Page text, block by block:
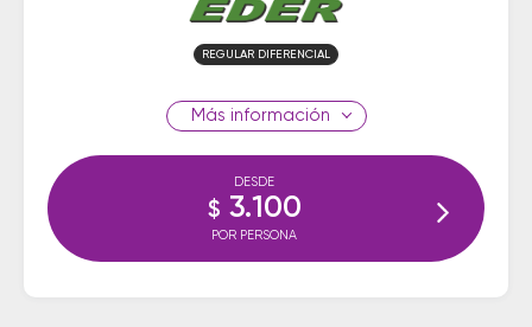
REGULAR DIFERENCIAL
información
DESDE
$ 3.100
POR PERSONA